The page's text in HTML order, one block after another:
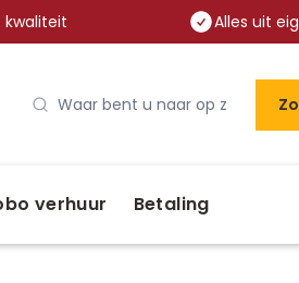
kwaliteit Alles uit
verhuur Betaling